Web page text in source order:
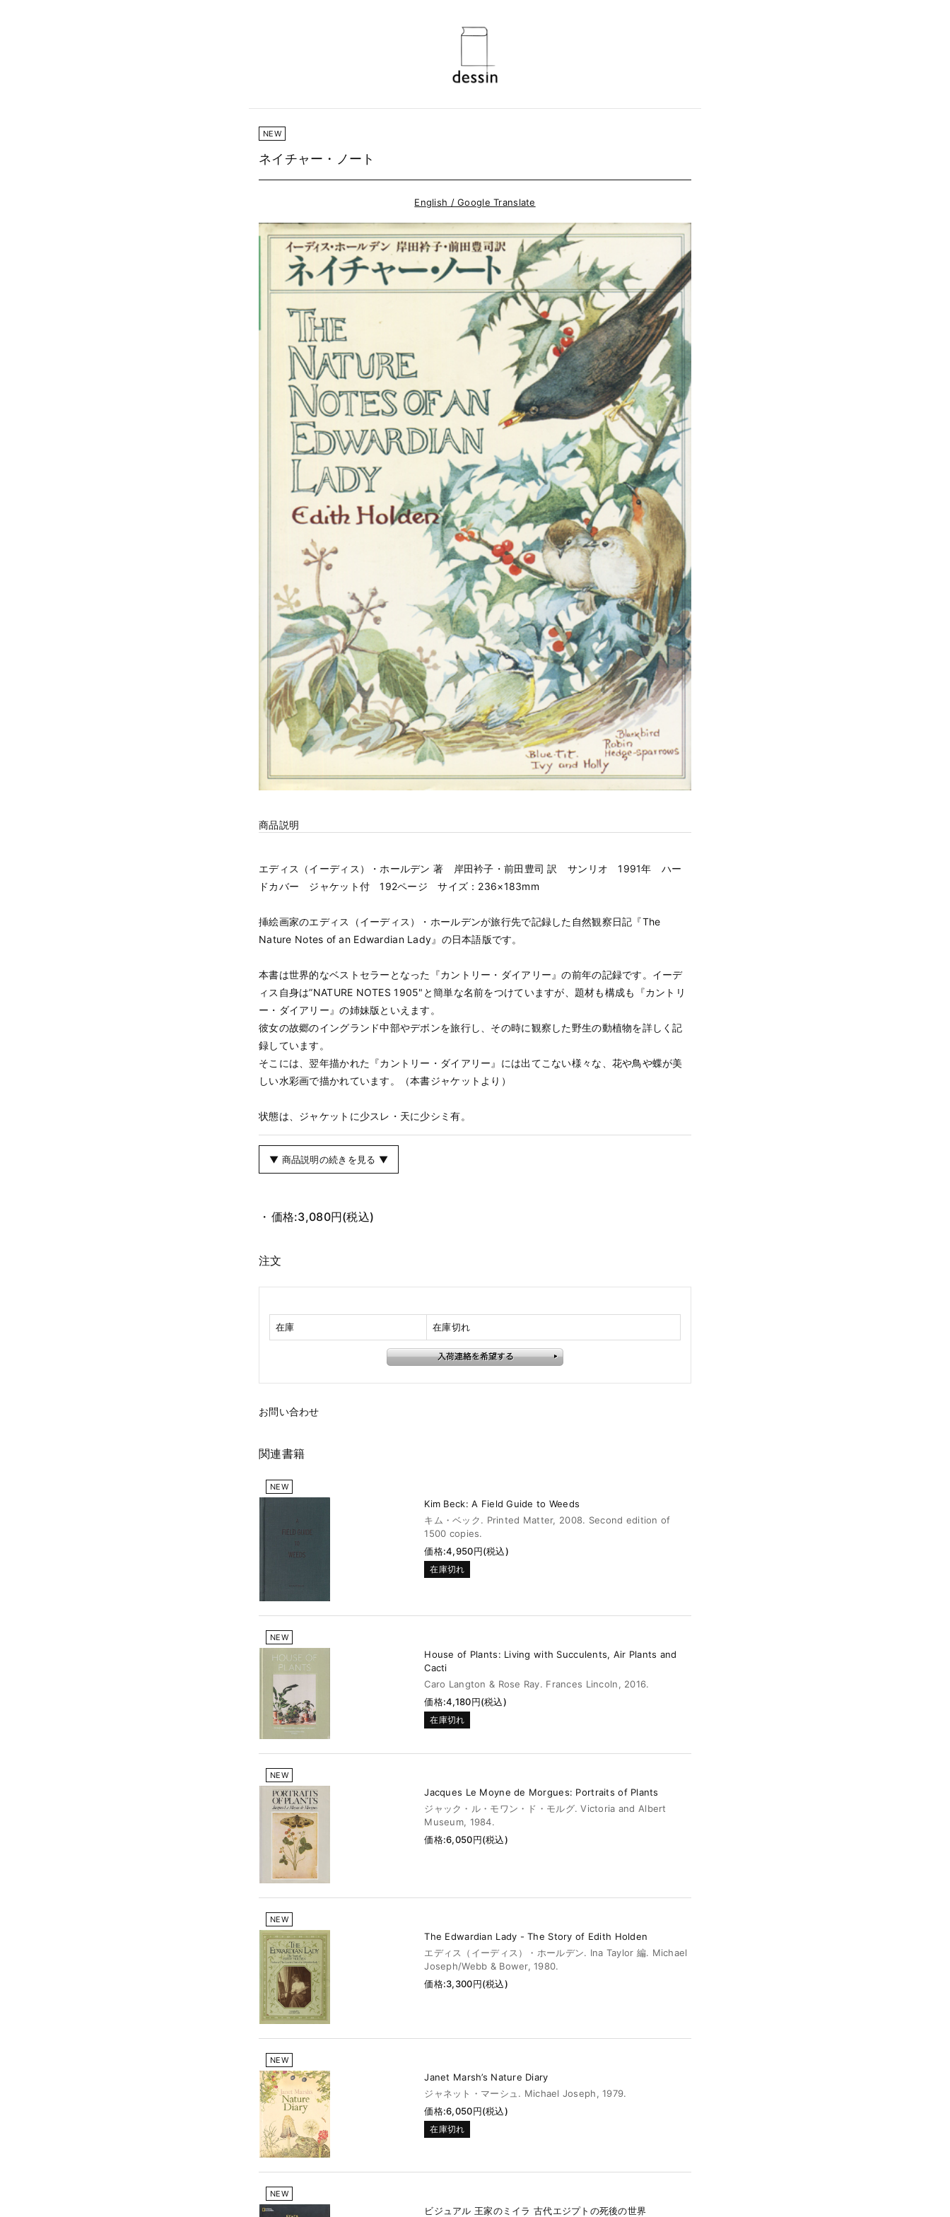
NEW
ネイチャー・ノート
English / Google Translate
商品説明
エディス（イーディス）・ホールデン 著 岸田衿子・前田豊司 訳 サンリオ 1991年 ハー
ドカバー ジャケット付 192ページ サイズ：236×183mm
挿絵画家のエディス（イーディス）・ホールデンが旅行先で記録した自然観察日記『The
Nature Notes of an Edwardian Lady』の日本語版です。
本書は世界的なベストセラーとなった『カントリー・ダイアリー』の前年の記録です。イーデ
ィス自身は”NATURE NOTES 1905"と簡単な名前をつけていますが、題材も構成も『カントリ
ー・ダイアリー』の姉妹版といえます。
彼女の故郷のイングランド中部やデボンを旅行し、その時に観察した野生の動植物を詳しく記
録しています。
そこには、翌年描かれた『カントリー・ダイアリー』には出てこない様々な、花や鳥や蝶が美
しい水彩画で描かれています。（本書ジャケットより）
状態は、ジャケットに少スレ・天に少シミ有。
▼ 商品説明の続きを見る ▼
価格:3,080円(税込)
注文
在庫 在庫切れ
お問い合わせ
関連書籍
NEW
Kim Beck: A Field Guide to Weeds
キム・ベック. Printed Matter, 2008. Second edition of
1500 copies.
価格:4,950円(税込)
在庫切れ
NEW
House of Plants: Living with Succulents, Air Plants and
Cacti
Caro Langton & Rose Ray. Frances Lincoln, 2016.
価格:4,180円(税込)
在庫切れ
NEW
Jacques Le Moyne de Morgues: Portraits of Plants
ジャック・ル・モワン・ド・モルグ. Victoria and Albert
Museum, 1984.
価格:6,050円(税込)
NEW
The Edwardian Lady - The Story of Edith Holden
エディス（イーディス）・ホールデン. Ina Taylor 編. Michael
Joseph/Webb & Bower, 1980.
価格:3,300円(税込)
NEW
Janet Marsh’s Nature Diary
ジャネット・マーシュ. Michael Joseph, 1979.
価格:6,050円(税込)
在庫切れ
NEW
ビジュアル 王家のミイラ 古代エジプトの死後の世界